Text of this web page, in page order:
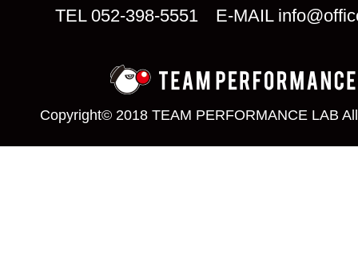
TEL 052-398-5551 E-MAIL
Copyright© 2018 TEAM PERFORMANCE LAB